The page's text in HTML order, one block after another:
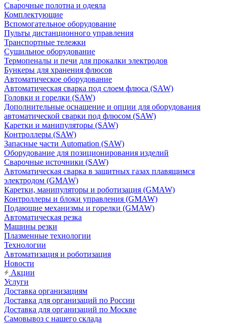
Сварочные полотна и одеяла
Комплектующие
Вспомогательное оборудование
Пульты дистанционного управления
Транспортные тележки
Сушильное оборудование
Термопеналы и печи для прокалки электродов
Бункеры для хранения флюсов
Автоматическое оборудование
Автоматическая сварка под слоем флюса (SAW)
Головки и горелки (SAW)
Дополнительные оснащение и опции для оборудования
автоматической сварки под флюсом (SAW)
Каретки и манипуляторы (SAW)
Контроллеры (SAW)
Запасные части Automation (SAW)
Оборудование для позиционирования изделий
Сварочные источники (SAW)
Автоматическая сварка в защитных газах плавящимся
электродом (GMAW)
Каретки, манипуляторы и роботизация (GMAW)
Контроллеры и блоки управления (GMAW)
Подающие механизмы и горелки (GMAW)
Автоматическая резка
Машины резки
Плазменные технологии
Технологии
Автоматизация и роботизация
Новости
Акции
Услуги
Доставка организациям
Доставка для организаций по России
Доставка для организаций по Москве
Самовывоз с нашего склада